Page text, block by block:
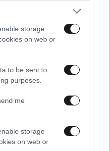
storage
on web or
to be sent to
purposes.
me
storage
on web or
γνωστοί
παίζουν με σημαδεμένη
αν και δεν μου αρέσουν
Τον ρώτησα αν θα
Live όπου θα γίνει το
να μην πάει, γιατί δεν
Τώρα θα
ειπωθεί τέτοιες